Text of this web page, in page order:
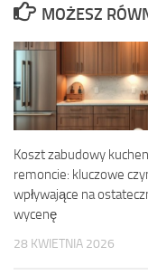
MOŻESZ
Koszt zabudowy
remoncie: kluczowe
wpływające na
wycenę
28 KWIETNIA 2026